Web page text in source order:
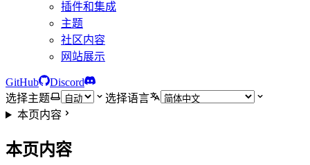
插件和集成
主题
社区内容
网站展示
GitHub
Discord
选择主题
选择语言
本页内容
本页内容